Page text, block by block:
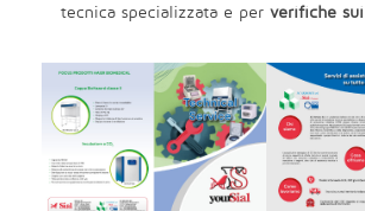
tecnica specializzata e per verifiche